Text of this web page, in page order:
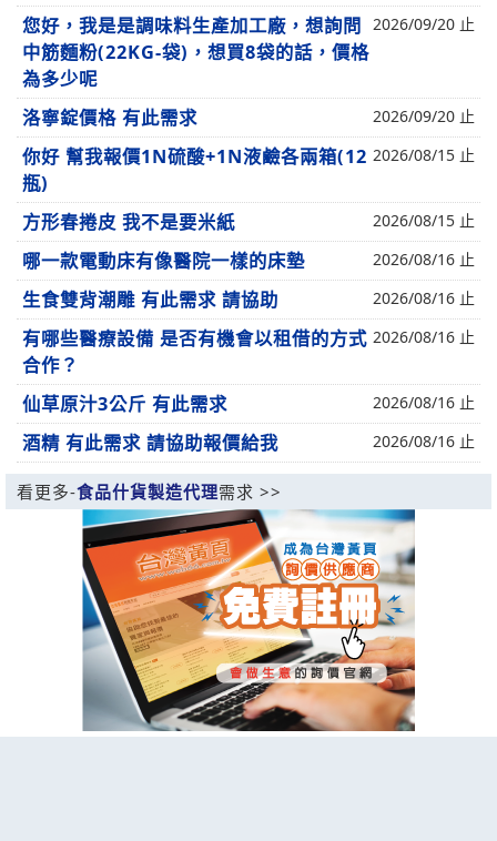
您好，我是是調味料生產加工廠，想詢問
中筋麵粉(22KG-袋)，想買8袋的話，價格
為多少呢
2026/09/20 止
洛寧錠價格 有此需求 2026/09/20 止
你好 幫我報價1N硫酸+1N液鹼各兩箱(12
瓶)
2026/08/15 止
方形春捲皮 我不是要米紙 2026/08/15 止
哪一款電動床有像醫院一樣的床墊 2026/08/16 止
生食雙背潮雕 有此需求 請協助 2026/08/16 止
有哪些醫療設備 是否有機會以租借的方式
合作？
2026/08/16 止
仙草原汁3公斤 有此需求 2026/08/16 止
酒精 有此需求 請協助報價給我 2026/08/16 止
看更多-食品什貨製造代理需求 >>